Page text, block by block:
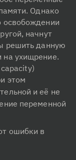
Однако
освобождении
начнут
решить данную
на ухищрение.
этом
и её не
переменной
ошибки в